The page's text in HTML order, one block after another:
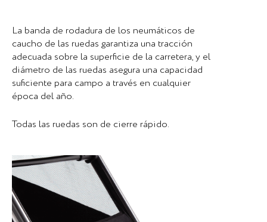
La banda de rodadura de los neumáticos de
caucho de las ruedas garantiza una tracción
adecuada sobre la superficie de la carretera, y el
diámetro de las ruedas asegura una capacidad
suficiente para campo a través en cualquier
época del año.
Todas las ruedas son de cierre rápido.